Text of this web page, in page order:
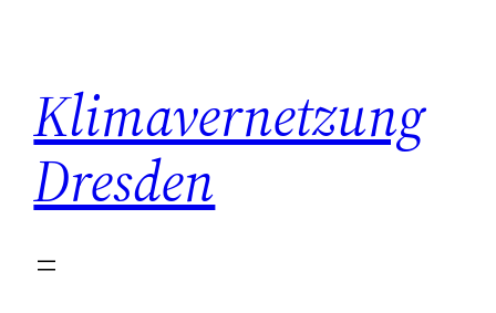
springen
Klimavernetzung
Dresden